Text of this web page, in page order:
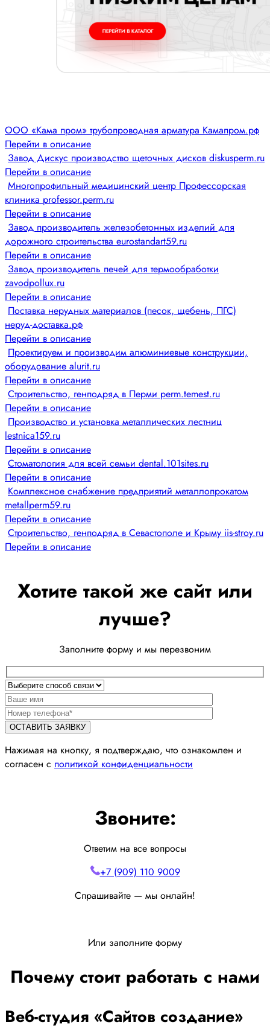
ООО «Кама пром» трубопроводная арматура Камапром.рф
Перейти в описание
Завод Дискус производство щеточных дисков diskusperm.ru
Перейти в описание
Многопрофильный медицинский центр Профессорская
клиника professor.perm.ru
Перейти в описание
Завод производитель железобетонных изделий для
дорожного строительства eurostandart59.ru
Перейти в описание
Завод производитель печей для термообработки
zavodpollux.ru
Перейти в описание
Поставка нерудных материалов (песок, щебень, ПГС)
неруд-доставка.рф
Перейти в описание
Проектируем и производим алюминиевые конструкции,
оборудование alurit.ru
Перейти в описание
Строительство, генподряд в Перми perm.temest.ru
Перейти в описание
Производство и установка металлических лестниц
lestnica159.ru
Перейти в описание
Стоматология для всей семьи dental.101sites.ru
Перейти в описание
Комплексное снабжение предприятий металлопрокатом
metallperm59.ru
Перейти в описание
Строительство, генподряд в Севастополе и Крыму iis-stroy.ru
Перейти в описание
Хотите такой же сайт или
лучше?
Заполните форму и мы перезвоним
Нажимая на кнопку, я подтверждаю, что ознакомлен и
согласен с политикой конфиденциальности
Звоните:
Ответим на все вопросы
+7 (909) 110 9009
Спрашивайте — мы онлайн!
Или заполните форму
Почему стоит работать с нами
Веб-студия «Сайтов создание»